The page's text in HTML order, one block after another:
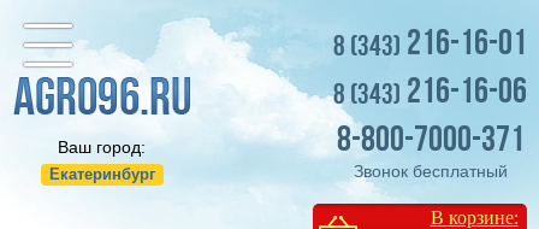
Ваш город:
Екатеринбург
8 (343) 216-16-01
8 (343) 216-16-06
8-800-7000-371
Звонок бесплатный
В корзине: